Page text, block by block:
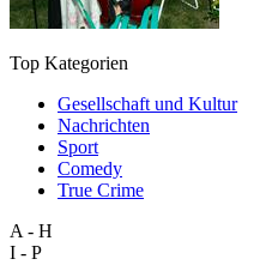
Top Kategorien
Gesellschaft und Kultur
Nachrichten
Sport
Comedy
True Crime
A - H
I - P